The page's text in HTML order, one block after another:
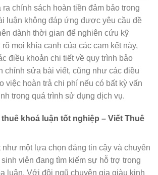
chính sách hoàn tiền đảm bảo trong
luận không đáp ứng được yêu cầu đề
dành thời gian để nghiên cứu kỹ
mọi khía cạnh của các cam kết này,
điều khoản chi tiết về quy trình bảo
chỉnh sửa bài viết, cũng như các điều
việc hoàn trả chi phí nếu có bất kỳ vấn
trong quá trình sử dụng dịch vụ.
khoá luận tốt nghiệp – Viết Thuê
như một lựa chọn đáng tin cậy và chuyên
viên đang tìm kiếm sự hỗ trợ trong
luận. Với đội ngũ chuyên gia giàu kinh